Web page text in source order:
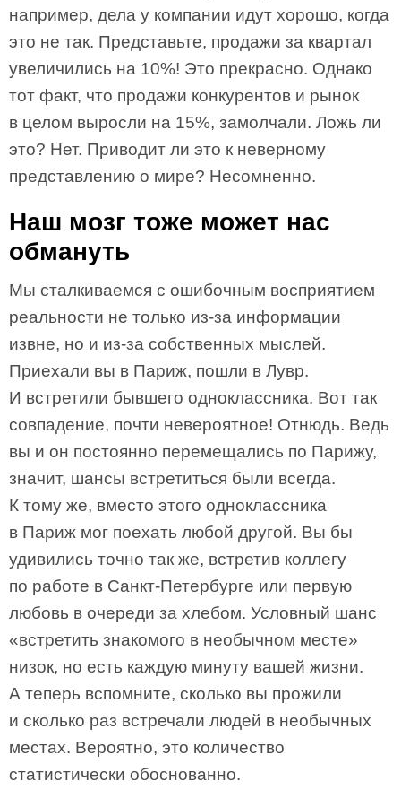
например, дела у компании идут хорошо, когда
это не так. Представьте, продажи за квартал
увеличились на 10%! Это прекрасно. Однако
тот факт, что продажи конкурентов и рынок
в целом выросли на 15%, замолчали. Ложь ли
это? Нет. Приводит ли это к неверному
представлению о мире? Несомненно.
Наш мозг тоже может нас
обмануть
Мы сталкиваемся с ошибочным восприятием
реальности не только из-за информации
извне, но и из-за собственных мыслей.
Приехали вы в Париж, пошли в Лувр.
И встретили бывшего одноклассника. Вот так
совпадение, почти невероятное! Отнюдь. Ведь
вы и он постоянно перемещались по Парижу,
значит, шансы встретиться были всегда.
К тому же, вместо этого одноклассника
в Париж мог поехать любой другой. Вы бы
удивились точно так же, встретив коллегу
по работе в Санкт-Петербурге или первую
любовь в очереди за хлебом. Условный шанс
«встретить знакомого в необычном месте»
низок, но есть каждую минуту вашей жизни.
А теперь вспомните, сколько вы прожили
и сколько раз встречали людей в необычных
местах. Вероятно, это количество
статистически обоснованно.